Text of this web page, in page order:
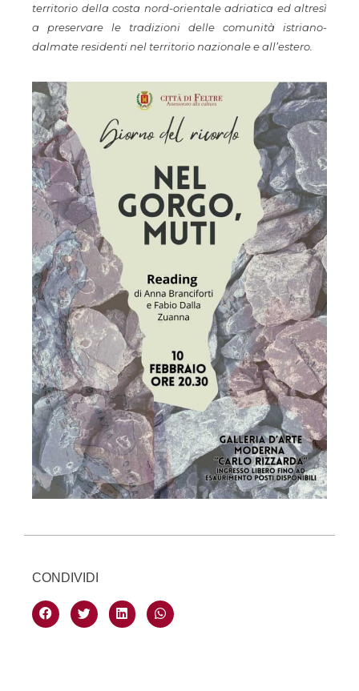
territorio della costa nord-orientale adriatica ed altresì
a preservare le tradizioni delle comunità istriano-
dalmate residenti nel territorio nazionale e all’estero.
CONDIVIDI